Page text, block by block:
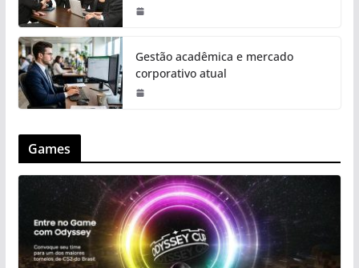
Gestão acadêmica e mercado
corporativo atual
Games